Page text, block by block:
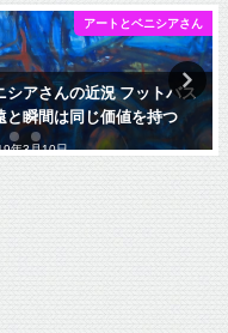
アートとベニシアさん
シアさんの近況 フットバス
と瞬間は同じ価値を持つ
年3月10日